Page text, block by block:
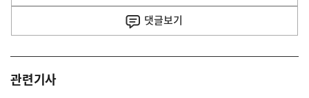
댓글보기
관련기사